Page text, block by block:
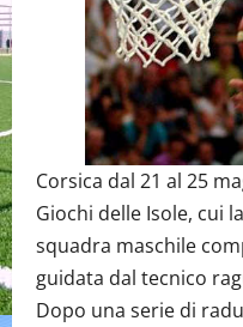
Corsica dal 21 al 25
Giochi delle Isole, cui
squadra maschile
guidata dal tecnico
Dopo una serie di